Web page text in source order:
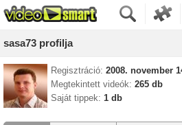
sasa73 profilja
Regisztráció: 2008. november
Megtekintett videók: 265 db
Saját tippek: 1 db